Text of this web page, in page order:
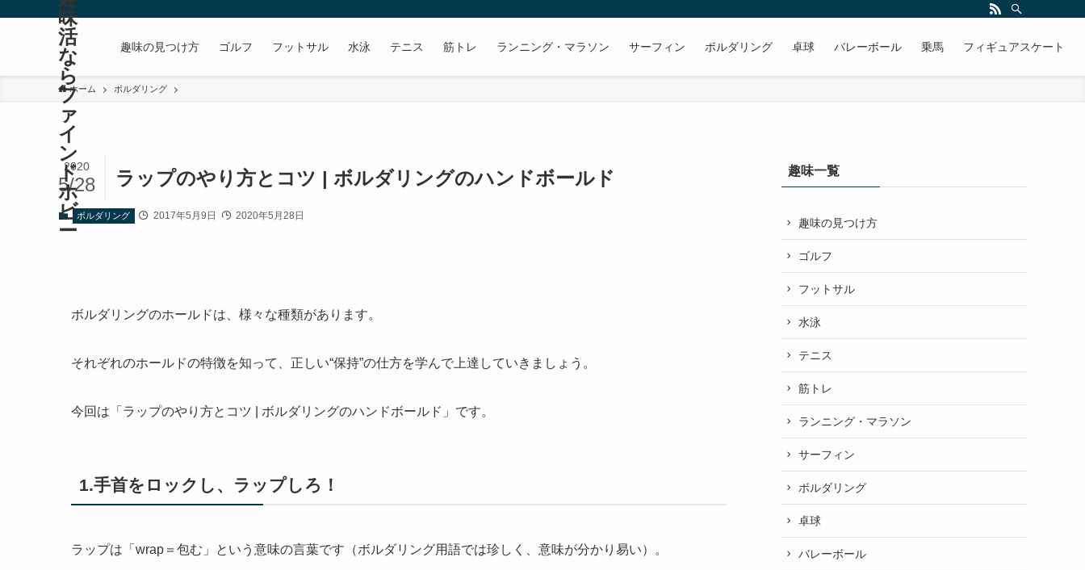
味
活
な
ら
フ
ァ
イ
ン
ド
ホ
ビ
ー
趣味の見つけ方 ゴルフ フットサル 水泳 テニス 筋トレ ランニング・マラソン サーフィン ボルダリング 卓球 バレーボール 乗馬 フィギュアスケート
ホーム ボルダリング
ラップのやり方とコツ | ボルダリングのハンドボールド
2020
5/28
ボルダリング 2017年5月9日 2020年5月28日
ボルダリングのホールドは、様々な種類があります。
それぞれのホールドの特徴を知って、正しい“保持”の仕方を学んで上達していきましょう。
今回は「ラップのやり方とコツ | ボルダリングのハンドボールド」です。
1.手首をロックし、ラップしろ！
ラップは「wrap＝包む」という意味の言葉です（ボルダリング用語では珍しく、意味が分かり易い）。
趣味一覧
趣味の見つけ方
ゴルフ
フットサル
水泳
テニス
筋トレ
ランニング・マラソン
サーフィン
ボルダリング
卓球
バレーボール